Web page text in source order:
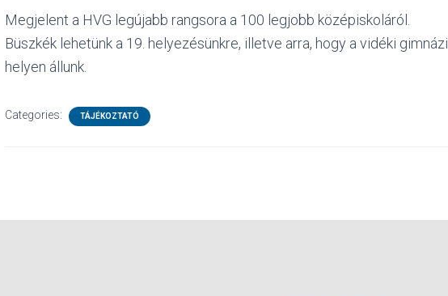
Megjelent a HVG legújabb rangsora a 100 legjobb középiskoláról.
Büszkék lehetünk a 19. helyezésünkre, illetve arra, hogy a vidéki
helyen állunk.
Categories: TÁJÉKOZTATÓ